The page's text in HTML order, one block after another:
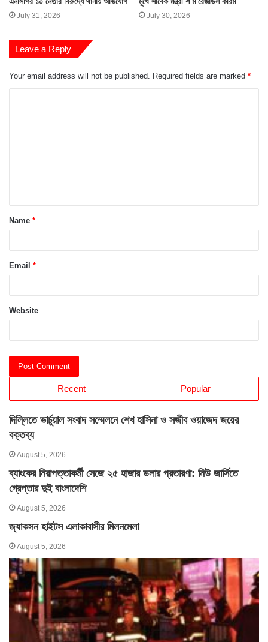
July 31, 2026 July 30, 2026
Leave a Reply
Your email address will not be published. Required fields are marked *
t
*
Name *
Email *
Website
Recent Popular
দিল্লিতে ভার্চুয়াল সংবাদ সম্মেলনে শেখ হাসিনা ও সজীব ওয়াজেদ জয়ের
বক্তব্য
August 5, 2026
ব্যাংকের নিরাপত্তাকর্মী সেজে ২৫ হাজার ডলার প্রতারণা: নিউ জার্সিতে
গ্রেপ্তার দুই বাংলাদেশি
August 5, 2026
জ্যাকসন হাইটস এলাকাবাসীর মিলনমেলা
August 5, 2026